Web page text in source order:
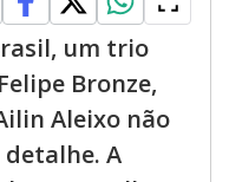
um trio
Bronze,
Aleixo não
A